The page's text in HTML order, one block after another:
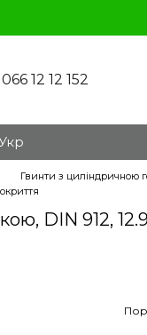
12 12 152
Гвинти з циліндричною
DIN 912,